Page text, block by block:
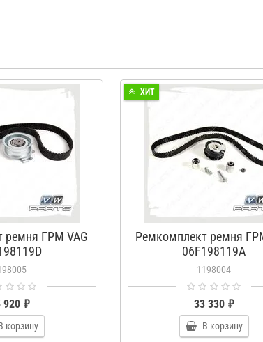
ремня ГРМ VAG
920 ₽
корзину
ХИТ
Ремкомплект ремня
06F198119A
1198004
33 330 ₽
В корзину